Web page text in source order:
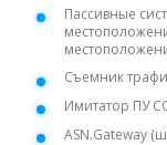
Пассивные
Съемник
Имитатор ПУ
ASN.Gateway